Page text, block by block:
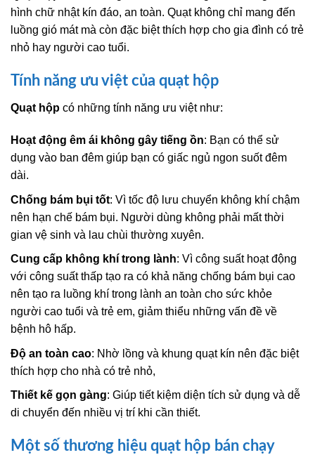
hình chữ nhật kín đáo, an toàn. Quạt không chỉ mang đến
luồng gió mát mà còn đặc biệt thích hợp cho gia đình có trẻ
nhỏ hay người cao tuổi.
Tính năng ưu việt của quạt hộp
Quạt hộp có những tính năng ưu việt như:
Hoạt động êm ái không gây tiếng ồn: Bạn có thể sử
dụng vào ban đêm giúp bạn có giấc ngủ ngon suốt đêm
dài.
Chống bám bụi tốt: Vì tốc độ lưu chuyển không khí chậm
nên hạn chế bám bụi. Người dùng không phải mất thời
gian vệ sinh và lau chùi thường xuyên.
Cung cấp không khí trong lành: Vì công suất hoạt động
với công suất thấp tạo ra có khả năng chống bám bụi cao
nên tạo ra luồng khí trong lành an toàn cho sức khỏe
người cao tuổi và trẻ em, giảm thiểu những vấn đề về
bệnh hô hấp.
Độ an toàn cao: Nhờ lồng và khung quạt kín nên đặc biệt
thích hợp cho nhà có trẻ nhỏ,
Thiết kế gọn gàng: Giúp tiết kiệm diện tích sử dụng và dễ
di chuyển đến nhiều vị trí khi cần thiết.
Một số thương hiệu quạt hộp bán chạy